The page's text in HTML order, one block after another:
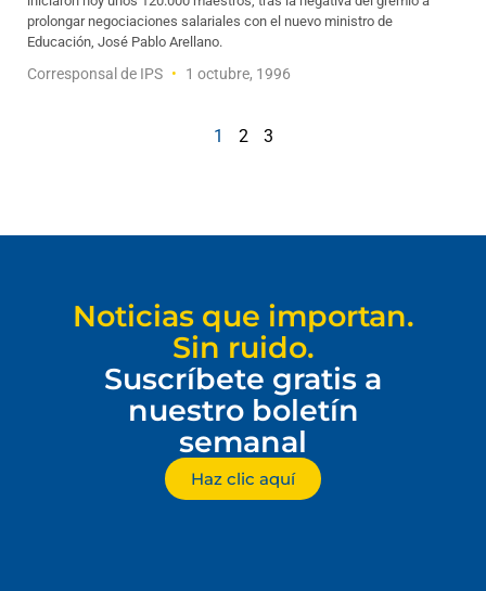
prolongar negociaciones salariales con el nuevo ministro de
Educación, José Pablo Arellano.
Corresponsal de IPS 1 octubre, 1996
1 2 3
Noticias que importan.
Sin ruido.
Suscríbete gratis a
nuestro boletín
semanal
Haz clic aquí